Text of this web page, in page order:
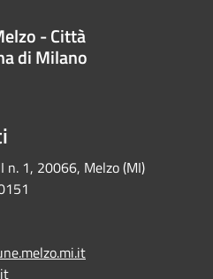
- Città
di Milano
n. 1, 20066, Melzo (MI)